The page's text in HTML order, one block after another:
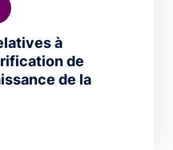
à
de
de la